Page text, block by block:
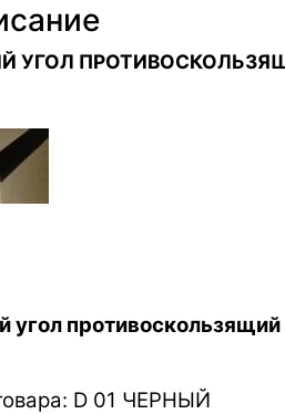
УГОЛ
угол противоскользящий
D 01 ЧЕРНЫЙ